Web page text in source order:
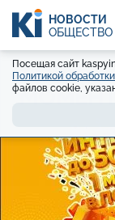
НОВОСТИ
ОБЩЕСТВО
Посещая сайт
Политикой
файлов cookie,